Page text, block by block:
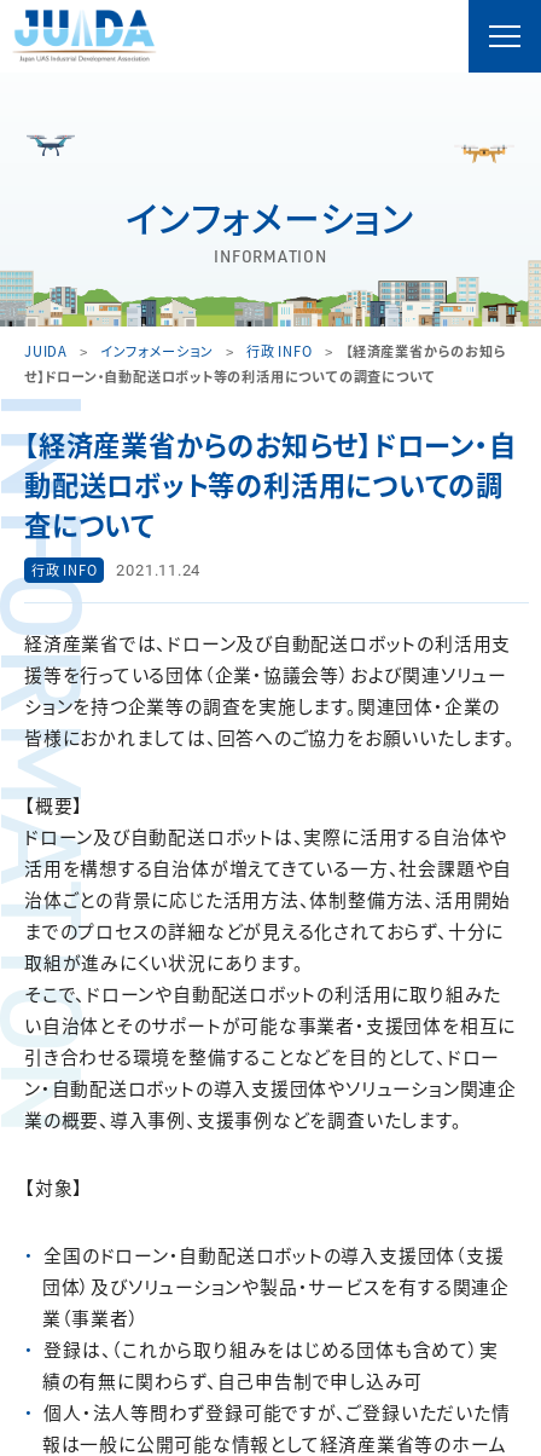
インフォメーション
INFORMATION
JUIDA インフォメーション 行政 INFO
【経済産業省からのお知ら
せ】ドローン・自動配送ロボット等の利活用についての調査について
【経済産業省からのお知らせ】ドローン・自
動配送ロボット等の利活用についての調
査について
行政 INFO 2021.11.24
経済産業省では、ドローン及び自動配送ロボットの利活用支
援等を行っている団体（企業・協議会等）および関連ソリュー
ションを持つ企業等の調査を実施します。関連団体・企業の
皆様におかれましては、回答へのご協力をお願いいたします。
【概要】
ドローン及び自動配送ロボットは、実際に活用する自治体や
活用を構想する自治体が増えてきている一方、社会課題や自
治体ごとの背景に応じた活用方法、体制整備方法、活用開始
までのプロセスの詳細などが見える化されておらず、十分に
取組が進みにくい状況にあります。
そこで、ドローンや自動配送ロボットの利活用に取り組みた
い自治体とそのサポートが可能な事業者・支援団体を相互に
引き合わせる環境を整備することなどを目的として、ドロー
ン・自動配送ロボットの導入支援団体やソリューション関連企
業の概要、導入事例、支援事例などを調査いたします。
【対象】
全国のドローン・自動配送ロボットの導入支援団体（支援
団体）及びソリューションや製品・サービスを有する関連企
業（事業者）
登録は、（これから取り組みをはじめる団体も含めて）実
績の有無に関わらず、自己申告制で申し込み可
個人・法人等問わず登録可能ですが、ご登録いただいた情
報は一般に公開可能な情報として経済産業省等のホーム